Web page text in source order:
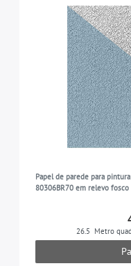
Papel de parede para
80306BR70 em relevo
26.5 Metro